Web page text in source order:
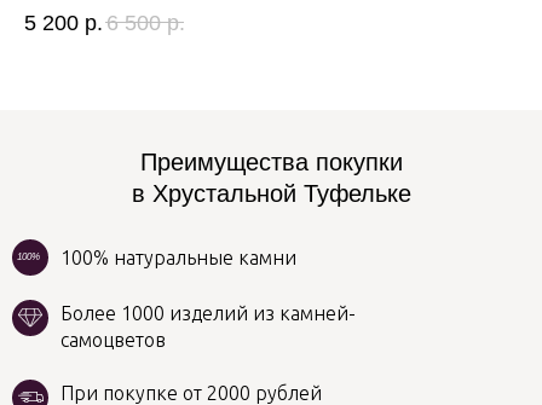
5 200 р. 6 500 р.
100% натуральные камни
100%
Преимущества покупки
в Хрустальной Туфельке
Более 1000 изделий из камней-
самоцветов
При покупке от 2000 рублей